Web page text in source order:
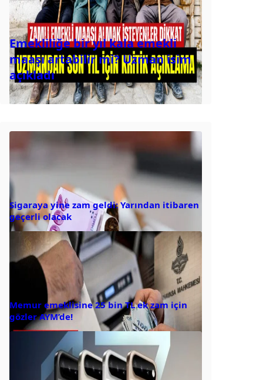
Emekliliğe bir yıl kala emekli
maaşı artabilir mi? Uzman isim
açıkladı
Sigaraya yine zam geldi: Yarından itibaren
geçerli olacak
Memur emeklisine 25 bin TL ek zam için
gözler AYM’de!